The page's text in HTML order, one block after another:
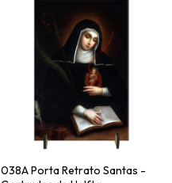
038A Porta Retrato Santas -